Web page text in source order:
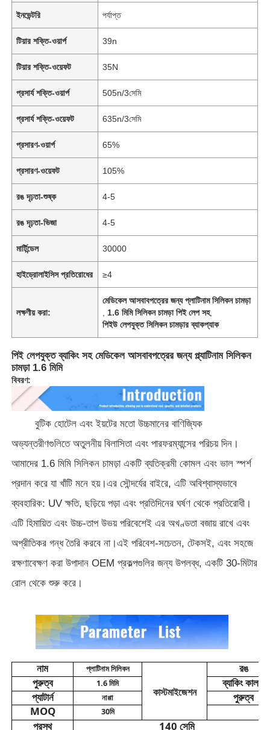
বাড়ি
মামলা
সোফা চামড়া উপাদান
ইনভেন্টরি পর্যাপ্ত
টিয়ার শক্তি-ওয়ার্প 39n
টিয়ার শক্তি-ওয়েফট 35N
প্রসার্য শক্তি-ওয়ার্প 505n/3সেমি
প্রসার্য শক্তি-ওয়েফট 635n/3সেমি
প্রসারণ-ওয়ার্প 65%
প্রসারণ-ওয়েফট 105%
রঙ দৃঢ়তা-শুষ্ক 4-5
রঙ দৃঢ়তা-ভিজা 4-5
মার্টিন্ডেল 30000
হাইড্রোলাইসিস প্রতিরোধের ≥4
লক্ষণীয় করা:
মেডিকেল আসবাবপত্রের জন্য প্লাটিনাম সিলিকন চামড়া
1.6 মিমি সিলিকন চামড়া পিই লেপ সহ,
পিইউ লেপযুক্ত সিলিকন চামড়ার ব্যাকপ্যাক
পিই লেপযুক্ত ব্যাকিং সহ মেডিকেল আসবাবপত্রের জন্য প্ল্যাটিনাম সিলিকন
চামড়া 1.6 মিমি
বিবরণ:
বুটিক হোটেল এবং ইয়টের মতো উচ্চমানের বাণিজ্যিক
অভ্যন্তরীণগুলিতে অতুলনীয় বিলাসিতা এবং পারফরম্যান্সের পরিচয় দিন।
আমাদের 1.6 মিমি সিলিকন চামড়া একটি ব্যতিক্রমী কোমল এবং ভাল স্পর্শ
প্রদান করে যা খাঁটি মনে হয়।এর সৌন্দর্যের বাইরে, এটি অবিশ্বাস্যভাবে
ব্যবহারিক: UV ক্ষতি, ছড়িয়ে পড়া এবং প্রতিদিনের ঘর্ষণ থেকে প্রতিরোধী।
এটি হিমায়িত এবং উচ্চ-তাপ উভয় পরিবেশেই এর অখণ্ডতা বজায় রাখে এবং
অপ্রীতিকর গন্ধ তৈরি করবে না।এই পরিবেশ-সচেতন, টেকসই, এবং সহজে
রক্ষণাবেক্ষণ করা উপাদান OEM প্রকল্পগুলির জন্য উপলব্ধ, একটি 30-মিটার
রোল থেকে শুরু করে।
নাম প্লাটিনাম সিলিকন
কাস্টমাইজেশন
রঙ
পুরুত্ব
1.6 মিমি
ব্যাকিং কালার
প্যাটার্ন
নাপ্পা
পুরুত্ব
MOQ
30মি
প্রস্থ
140 সেমি